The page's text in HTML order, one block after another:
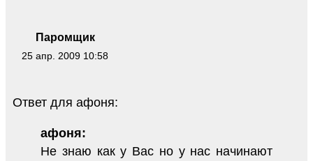
Паромщик
25 апр. 2009 10:58
Ответ для афоня:
афоня:
Не знаю как у Вас но у нас начинают